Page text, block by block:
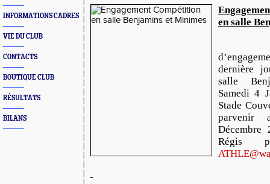
INFORMATIONS CADRES
VIE DU CLUB
CONTACTS
BOUTIQUE CLUB
RÉSULTATS
BILANS
en salle
dernière
salle
Samedi 4
Stade
parvenir
Décembre
Régis